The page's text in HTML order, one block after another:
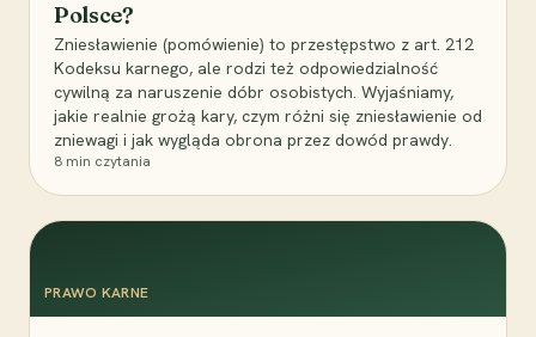
Polsce?
Zniesławienie (pomówienie) to przestępstwo z art. 212
Kodeksu karnego, ale rodzi też odpowiedzialność
cywilną za naruszenie dóbr osobistych. Wyjaśniamy,
jakie realnie grożą kary, czym różni się zniesławienie od
zniewagi i jak wygląda obrona przez dowód prawdy.
8 min czytania
PRAWO KARNE